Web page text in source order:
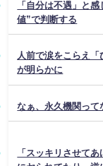
「自分は不遇」と
値”で判断する
人前で涙をこらえ
が明らかに
なぁ、永久機関って
「スッキリさせて